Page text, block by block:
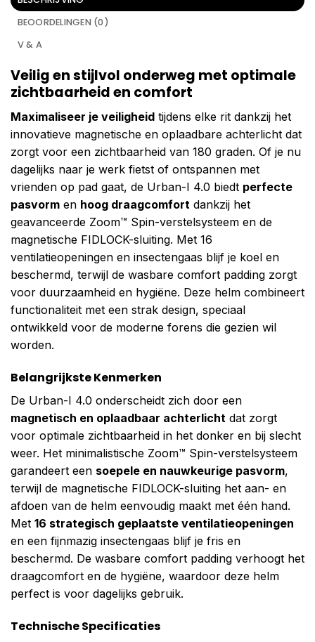
BEOORDELINGEN (0)
V & A
Veilig en stijlvol onderweg met optimale
zichtbaarheid en comfort
Maximaliseer je veiligheid tijdens elke rit dankzij het
innovatieve magnetische en oplaadbare achterlicht dat
zorgt voor een zichtbaarheid van 180 graden. Of je nu
dagelijks naar je werk fietst of ontspannen met
vrienden op pad gaat, de Urban-I 4.0 biedt perfecte
pasvorm en hoog draagcomfort dankzij het
geavanceerde Zoom™ Spin-verstelsysteem en de
magnetische FIDLOCK-sluiting. Met 16
ventilatieopeningen en insectengaas blijf je koel en
beschermd, terwijl de wasbare comfort padding zorgt
voor duurzaamheid en hygiëne. Deze helm combineert
functionaliteit met een strak design, speciaal
ontwikkeld voor de moderne forens die gezien wil
worden.
Belangrijkste Kenmerken
De Urban-I 4.0 onderscheidt zich door een
magnetisch en oplaadbaar achterlicht dat zorgt
voor optimale zichtbaarheid in het donker en bij slecht
weer. Het minimalistische Zoom™ Spin-verstelsysteem
garandeert een soepele en nauwkeurige pasvorm,
terwijl de magnetische FIDLOCK-sluiting het aan- en
afdoen van de helm eenvoudig maakt met één hand.
Met 16 strategisch geplaatste ventilatieopeningen
en een fijnmazig insectengaas blijf je fris en
beschermd. De wasbare comfort padding verhoogt het
draagcomfort en de hygiëne, waardoor deze helm
perfect is voor dagelijks gebruik.
Technische Specificaties